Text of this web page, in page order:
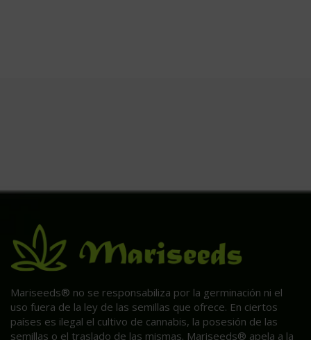
Mariseeds® no se responsabiliza por la germinación ni el
uso fuera de la ley de las semillas que ofrece. En ciertos
países es ilegal el cultivo de cannabis, la posesión de las
semillas o el traslado de las mismas. Mariseeds® apela a la